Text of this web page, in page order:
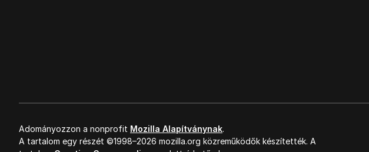
Adományozzon a nonprofit Mozilla Alapítványnak.
A tartalom egy részét ©1998–2026 mozilla.org közreműködők készítették. A